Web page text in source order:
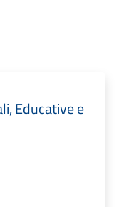
Educative e